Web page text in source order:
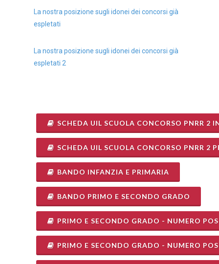
La nostra posizione sugli idonei dei concorsi già
espletati
La nostra posizione sugli idonei dei concorsi già
espletati 2
SCHEDA UIL SCUOLA CONCORSO PNRR 2
SCHEDA UIL SCUOLA CONCORSO PNRR 2
BANDO INFANZIA E PRIMARIA
BANDO PRIMO E SECONDO GRADO
PRIMO E SECONDO GRADO - NUMERO
PRIMO E SECONDO GRADO - NUMERO